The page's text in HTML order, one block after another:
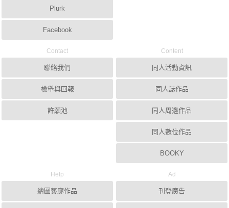
Plurk
Facebook
Contact
聯絡我們
檢舉與回報
許願池
Content
同人活動資訊
同人誌作品
同人周邊作品
同人數位作品
BOOKY
Help
繪圖藝廊作品
Ad
刊登廣告